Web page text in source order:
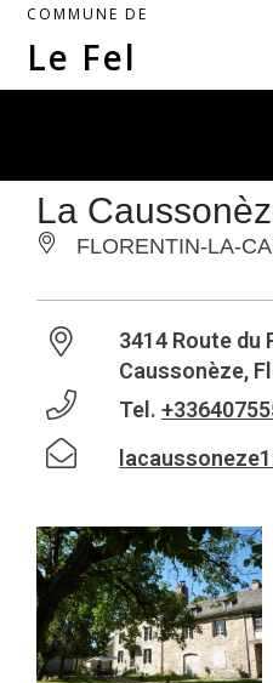
COMMUNE DE
Le Fel
La
FLORENTIN-LA-
3414 Route du
Caussonèze,
Tel.